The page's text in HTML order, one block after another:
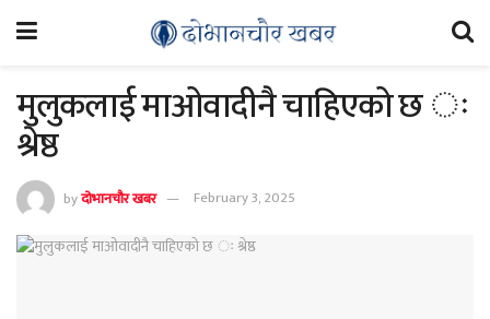
मुलुकलाई माओवादीनै चाहिएको छ ः
श्रेष्ठ
byदोभानचौर खबर February 3, 2025